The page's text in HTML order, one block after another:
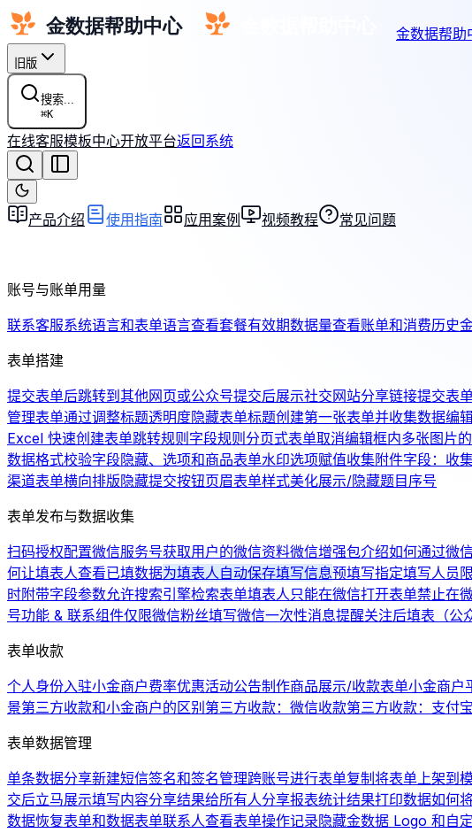
金数据帮助
旧版
搜索...
⌘K
在线客服模板中心开放平台返回系统
产品介绍 使用指南 应用案例 视频教程 常见问题
账号与账单用量
联系客服系统语言和表单语言查看套餐有效期数据量查看账单和消费历史
表单搭建
提交表单后跳转到其他网页或公众号提交后展示社交网站分享链接提交表
管理表单通过调整标题透明度隐藏表单标题创建第一张表单并收集数据编
Excel 快速创建表单跳转规则 字段规则 分页式表单取消编辑框内多张图片
数据格式校验字段隐藏、选项和商品表单水印选项赋值收集附件字段：收
渠道表单横向排版隐藏提交按钮页眉表单样式美化展示/隐藏题目序号
表单发布与数据收集
扫码授权配置微信服务号获取用户的微信资料微信增强包介绍如何通过微
何让填表人查看已填数据为填表人自动保存填写信息预填写指定填写人员
时附带字段参数允许搜索引擎检索表单填表人只能在微信打开表单禁止在
号功能 & 联系组件仅限微信粉丝填写微信一次性消息提醒关注后填表（公
表单收款
个人身份入驻小金商户费率优惠活动公告制作商品展示/收款表单小金商户
景第三方收款和小金商户的区别 第三方收款：微信收款第三方收款：支付
表单数据管理
单条数据分享新建短信签名和签名管理跨账号进行表单复制 将表单上架到
交后立马展示填写内容分享结果给所有人分享报表统计结果打印数据如何
数据恢复表单和数据表单联系人查看表单操作记录隐藏金数据 Logo 和自